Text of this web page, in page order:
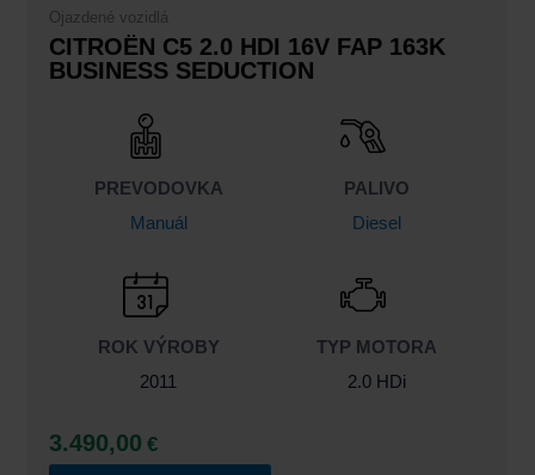
Ojazdené vozidlá
CITROËN C5 2.0 HDI 16V FAP 163K
BUSINESS SEDUCTION
PREVODOVKA
Manuál
PALIVO
Diesel
ROK VÝROBY
2011
TYP MOTORA
2.0 HDi
3.490,00 €